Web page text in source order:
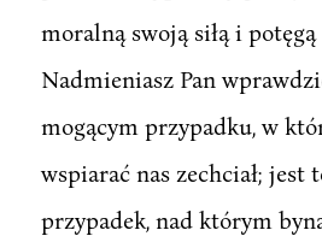
moralną swoją siłą i potęgą
Nadmieniasz Pan
mogącym przypadku, w
wspiarać nas zechciał; jest
przypadek, nad którym